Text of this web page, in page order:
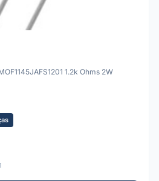
1.2k Ohms 2W